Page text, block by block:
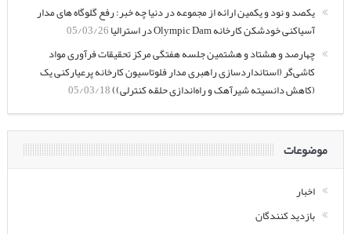
یکصد و نود و یکمین ارائه از مجموعه در دنیا چه خبر: رفع گلوگاه های مدار
آسیاکنی خودشکن کارخانه Olympic Dam در استرالیا
05/03/26
چهارصد و هشتاد و هشتمین جلسه هفتگی مرکز تحقیقات فرآوری مواد
کاشی‌گر (استانداردسازی راهبری مدار فلوتاسیون کارخانه پرعیارکنی یک
(کاهش دانسیته شیرآهک و راه‌اندازی حلقه کنترلی))05/03/18
موضوعات
اخبار
بازدید کنندگان